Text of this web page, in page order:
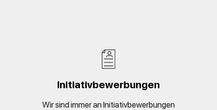
Initiativbewerbungen
Wir sind immer an Initiativbewerbungen